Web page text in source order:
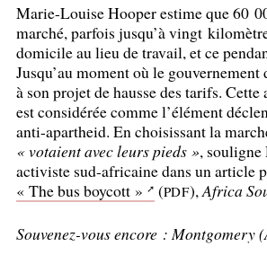
Marie-Louise Hooper estime que 60
marché, parfois jusqu’à vingt
domicile au lieu de travail, et ce
Jusqu’au moment où le gouvernement
à son projet de hausse des tarifs.
est considérée comme l’élément
anti-apartheid. En choisissant la
« votaient avec leurs pieds »,
activiste sud-africaine dans un article
« The bus boycott » (PDF), Africa
Souvenez-vous encore : Montgomery